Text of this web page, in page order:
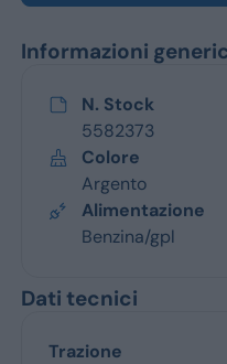
Informazioni
N. Stock
5582373
Colore
Argento
Alimentazione
Benzina/gpl
Dati tecnici
Trazione